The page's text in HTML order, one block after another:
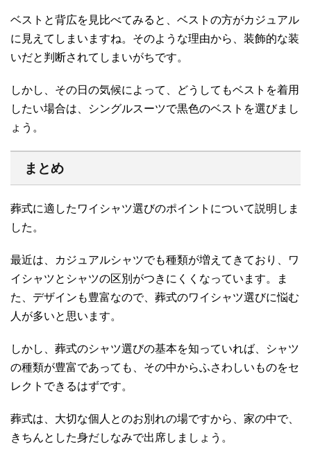
ベストと背広を見比べてみると、ベストの方がカジュアル
に見えてしまいますね。そのような理由から、装飾的な装
いだと判断されてしまいがちです。
しかし、その日の気候によって、どうしてもベストを着用
したい場合は、シングルスーツで黒色のベストを選びまし
ょう。
まとめ
葬式に適したワイシャツ選びのポイントについて説明しま
した。
最近は、カジュアルシャツでも種類が増えてきており、ワ
イシャツとシャツの区別がつきにくくなっています。ま
た、デザインも豊富なので、葬式のワイシャツ選びに悩む
人が多いと思います。
しかし、葬式のシャツ選びの基本を知っていれば、シャツ
の種類が豊富であっても、その中からふさわしいものをセ
レクトできるはずです。
葬式は、大切な個人とのお別れの場ですから、家の中で、
きちんとした身だしなみで出席しましょう。